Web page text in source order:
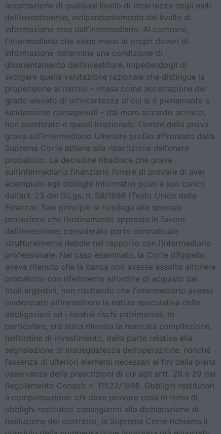
accettazione di qualsiasi livello di incertezza degli esiti
dell’investimento, indipendentemente dal livello di
informazione resa dall’intermediario. Al contrario,
l’intermediario che viene meno ai propri doveri di
informazione determina una condizione di
disorientamento dell’investitore, impedendogli di
svolgere quella valutazione razionale che distingue la
propensione al rischio – intesa come accettazione del
grado elevato di un’incertezza di cui si è pienamente e
lucidamente consapevoli – dal mero azzardo acritico,
non ponderato e quindi irrazionale. L’onere della prova
grava sull’intermediario Ulteriore profilo affrontato dalla
Suprema Corte attiene alla ripartizione dell’onere
probatorio. La decisione ribadisce che grava
sull’intermediario finanziario l’onere di provare di aver
adempiuto agli obblighi informativi posti a suo carico
dall’art. 23 del D.Lgs. n. 58/1998 (Testo Unico della
Finanza). Tale principio si ricollega alla speciale
protezione che l’ordinamento appresta in favore
dell’investitore, considerato parte contrattuale
strutturalmente debole nel rapporto con l’intermediario
professionale. Nel caso esaminato, la Corte d’Appello
aveva ritenuto che la banca non avesse assolto all’onere
probatorio con riferimento all’ordine di acquisto dei
titoli argentini, non risultando che l’intermediario avesse
evidenziato all’investitore la natura speculativa delle
obbligazioni ed i relativi rischi patrimoniali. In
particolare, era stata rilevata la mancata compilazione,
nell’ordine di investimento, della parte relativa alla
segnalazione di inadeguatezza dell’operazione, nonché
l’assenza di ulteriori elementi necessari ai fini della piena
osservanza delle prescrizioni di cui agli artt. 28 e 29 del
Regolamento Consob n. 11522/1998. Obblighi restitutori
e compensazione: chi deve provare cosa In tema di
obblighi restitutori conseguenti alla dichiarazione di
risoluzione del contratto, la Suprema Corte richiama il